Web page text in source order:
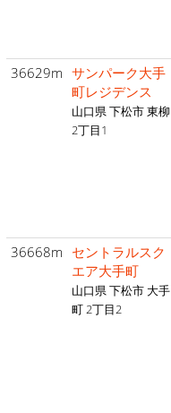
36629m サンパーク大手
町レジデンス
山口県 下松市 東柳
2丁目1
36668m セントラルスク
エア大手町
山口県 下松市 大手
町 2丁目2